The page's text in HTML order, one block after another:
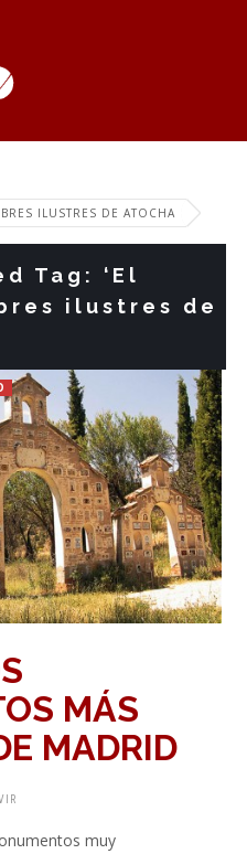
ILUSTRES DE ATOCHA
Tag: ‘El
ilustres de
MÁS
MADRID
muy